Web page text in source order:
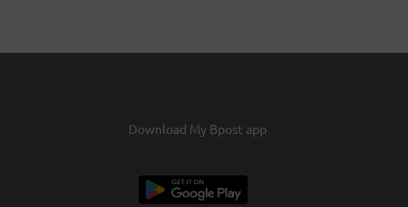
Download My Bpost app